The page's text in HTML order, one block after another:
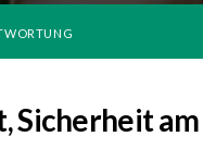
Sicherheit